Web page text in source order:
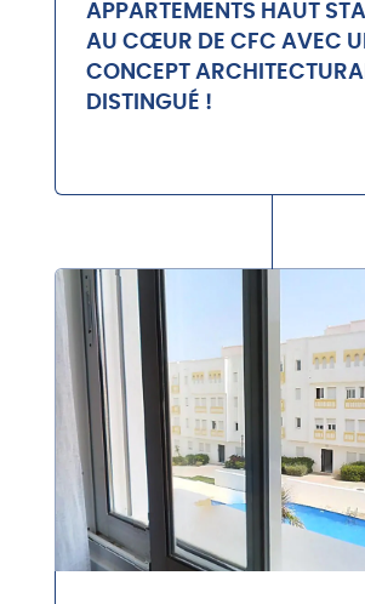
APPARTEMENTS HAUT
AU CŒUR DE CFC AVEC
CONCEPT
DISTINGUÉ !